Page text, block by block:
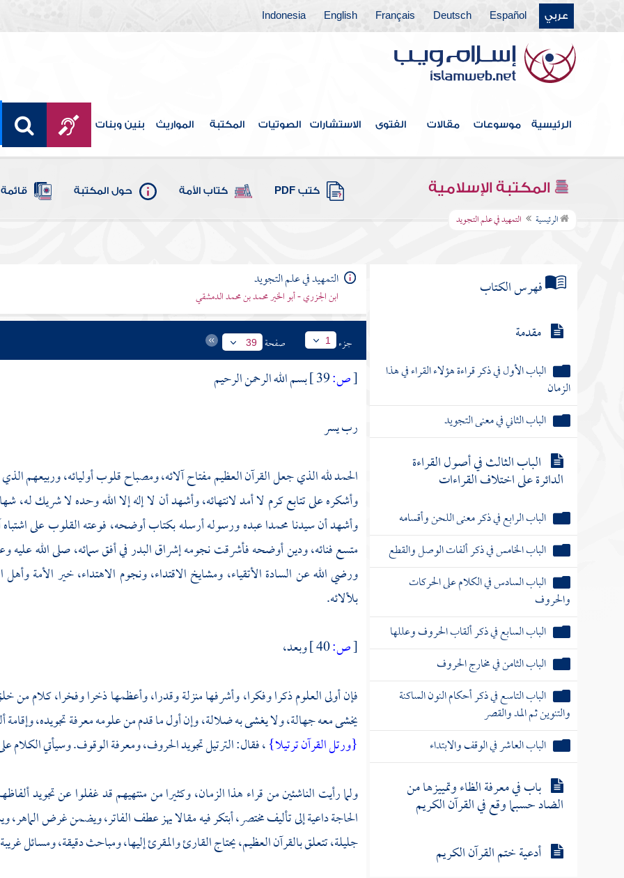
عربي Español
Deutsch
Français
English
Indonesia
الرئيسية موسوعات مقالات الفتوى الاستشارات الصوتيات المكتبة المواريث بنين وبنات
المكتبة الإسلامية كتب PDF كتاب الأمة حول المكتبة
الرئيسية التمهيد في علم التجويد
فهرس الكتاب
مقدمة
الباب الأول في ذكر قراءة هؤلاء القراء في هذا
الزمان
الباب الثاني في معنى التجويد
الباب الثالث في أصول القراءة
الدائرة على اختلاف القراءات
الباب الرابع في ذكر معنى اللحن وأقسامه
الباب الخامس في ذكر ألفات الوصل والقطع
الباب السادس في الكلام على الحركات
والحروف
الباب السابع في ذكر ألقاب الحروف وعللها
الباب الثامن في مخارج الحروف
الباب التاسع في ذكر أحكام النون الساكنة
والتنوين ثم المد والقصر
الباب العاشر في الوقف والابتداء
باب في معرفة الظاء وتمييزها من
الضاد حسبما وقع في القرآن الكريم
أدعية ختم القرآن الكريم
التمهيد في علم التجويد
ابن الجزري - أبو الخير محمد بن محمد الدمشقي
جزء 1 صفحة 39
[ص:
بسم الله الرحمن الرحيم
رب يسر
الحمد لله الذي جعل القرآن العظيم مفتاح آلائه، ومصباح قلوب أوليائه، وربيعهم
وأشكره على تتابع كرم لا أمد لانتهائه، وأشهد أن لا إله إلا الله وحده لا شريك له،
وأشهد أن سيدنا محمدا عبده ورسوله أرسله بكتاب أوضحه، فوعته القلوب على
متسع فنائه، ودين أوضحه فأشرقت نجومه إشراق البدر في أفق سمائه، صلى الله عليه
ورضي الله عن السادة الأتقياء، ومشايخ الاقتداء، ونجوم الاهتداء، خير الأمة
بلألائه.
[ص:
وبعد،
فإن أولى العلوم ذكرا وفكرا، وأشرفها منزلة وقدرا، وأعظمها ذخرا وفخرا، كلام من
يخشى معه جهالة، ولا يغشى به ضلالة، وإن أول ما قدم من علومه معرفة تجويده،
{ورتل القرآن ترتيلا}، فقال: الترتيل تجويد الحروف، ومعرفة الوقوف. وسيأتي الكلام
ولما رأيت الناشئين من قراء هذا الزمان، وكثيرا من منتهيهم قد غفلوا عن تجويد
الحاجة داعية إلى تأليف مختصر، أبتكر فيه مقالا يهز عطف الفاتر، ويضمن غرض
جليلة، تتعلق بالقرآن العظيم، يحتاج القارئ والمقرئ إليها، ومباحث دقيقة، ومسائل